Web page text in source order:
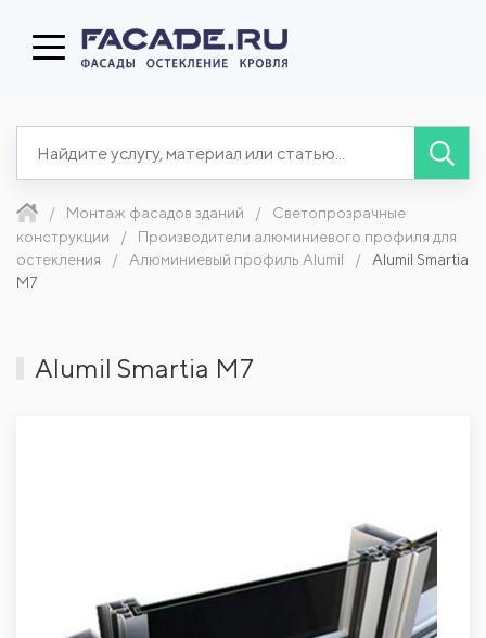
Монтаж фасадов зданий
Светопрозрачные
конструкции
Производители алюминиевого профиля для
остекления
Алюминиевый профиль Alumil
Alumil Smartia
M7
Alumil Smartia M7